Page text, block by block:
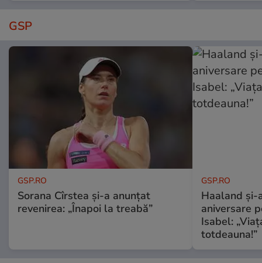
GSP
GSP.RO
Sorana Cîrstea și-a anunțat
revenirea: „Înapoi la treabă”
GSP.RO
Haaland
aniversare
Isabel:
totdeauna!”